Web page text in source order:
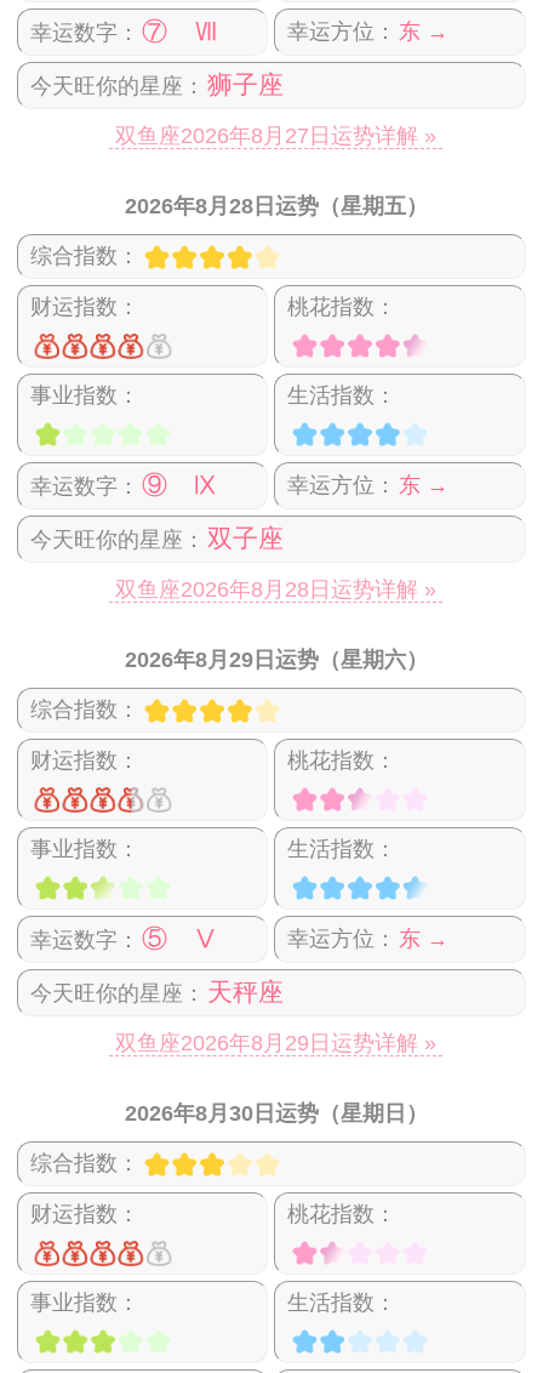
幸运数字： ⑦ Ⅶ 幸运方位： 东 →
今天旺你的星座： 狮子座
双鱼座2026年8月27日运势详解 »
2026年8月28日运势（星期五）
综合指数：
财运指数： 桃花指数：
事业指数： 生活指数：
幸运数字： ⑨ Ⅸ 幸运方位： 东 →
今天旺你的星座： 双子座
双鱼座2026年8月28日运势详解 »
2026年8月29日运势（星期六）
综合指数：
财运指数： 桃花指数：
事业指数： 生活指数：
幸运数字： ⑤ Ⅴ 幸运方位： 东 →
今天旺你的星座： 天秤座
双鱼座2026年8月29日运势详解 »
2026年8月30日运势（星期日）
综合指数：
财运指数： 桃花指数：
事业指数： 生活指数：